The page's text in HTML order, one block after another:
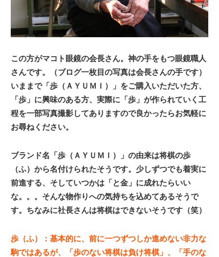
この方がマコト眼鏡の会長さん。神の手をもつ眼鏡職人
さんです。（ブログ一枚目の写真は会長さんの手です）
いままで「歩（ＡＹＵＭＩ）」をご購入いただいた方、
「歩」に興味のある方、実際に「歩」が作られていく工
程を一部写真撮影してありますので良かったらお気軽に
お尋ねください。
ブランド名「歩（ＡＹＵＭＩ）」の由来は将棋の歩
（ふ）から名付けられたそうです。少しずつでも着実に
前進する、そしていつかは「と金」に成れたらいい
な。。。そんな物作りへの気持ちを込めてあるそうで
す。ちなみに社長さんは将棋はできないそうです（笑）
歩（ふ）：基本的に、前に一つずつしか進めない非力な
駒ではあるが、「歩のない将棋は負け将棋」、「手のな